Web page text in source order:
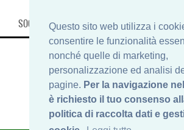
Questo sito web utilizza i
consentire le funzionalità
nonché quelle di marketing,
personalizzazione ed analisi
pagine. Per la navigazione
è richiesto il tuo consenso
politica di raccolta dati e
SOCIAL, INFO & SHOP